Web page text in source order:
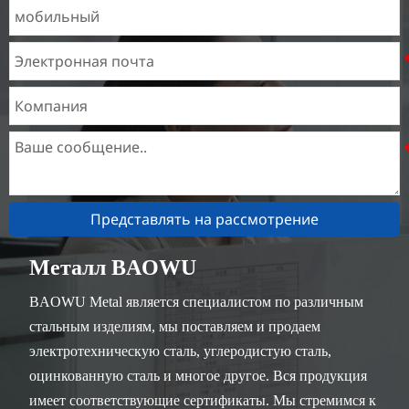
Представлять на рассмотрение
Металл BAOWU
BAOWU Metal является специалистом по различным
стальным изделиям, мы поставляем и продаем
электротехническую сталь, углеродистую сталь,
оцинкованную сталь и многое другое. Вся продукция
имеет соответствующие сертификаты. Мы стремимся к